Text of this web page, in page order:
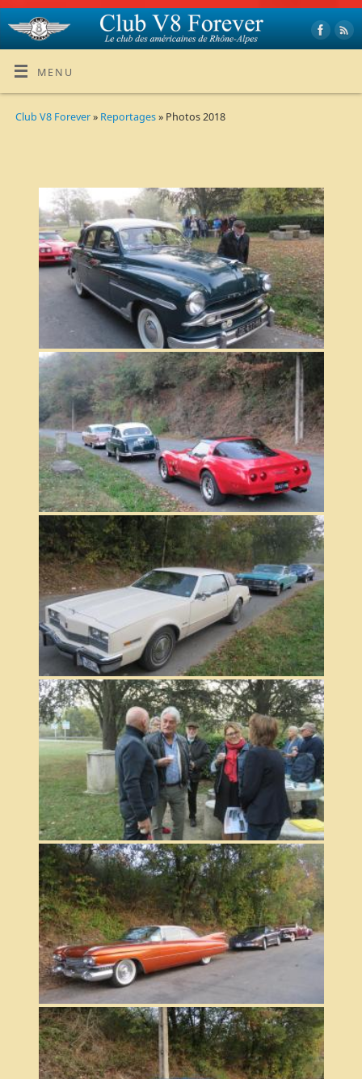
MENU
Club V8 Forever» Reportages» Photos 2018